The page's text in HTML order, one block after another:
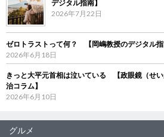
デジタル指南】
2026年7月22日
ゼロトラストって何？ 【岡嶋教授のデジタル指
2026年6月18日
きっと大平元首相は泣いている 【政眼鏡（せ
治コラム】
2026年6月10日
グルメ